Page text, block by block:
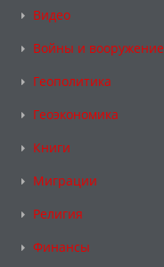
Видео
Войны и вооружение
Геополитика
Геоэкономика
Книги
Миграции
Религия
Финансы